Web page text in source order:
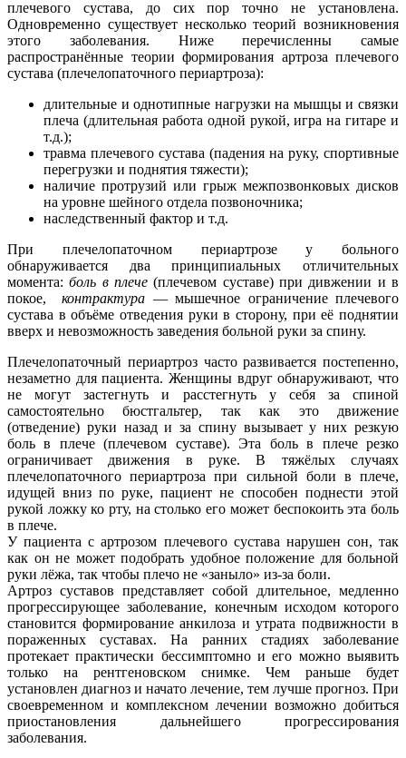
плечевого сустава, до сих пор точно не установлена.
Одновременно существует несколько теорий возникновения
этого заболевания. Ниже перечисленны самые
распространённые теории формирования артроза плечевого
сустава (плечелопаточного периартроза):
длительные и однотипные нагрузки на мышцы и связки
плеча (длительная работа одной рукой, игра на гитаре и
т.д.);
травма плечевого сустава (падения на руку, спортивные
перегрузки и поднятия тяжести);
наличие протрузий или грыж межпозвонковых дисков
на уровне шейного отдела позвоночника;
наследственный фактор и т.д.
При плечелопаточном периартрозе у больного
обнаруживается два принципиальных отличительных
момента:боль в плече(плечевом суставе) при дивжении и в
покое, контрактура — мышечное ограничение плечевого
сустава в объёме отведения руки в сторону, при её поднятии
вверх и невозможность заведения больной руки за спину.
Плечелопаточный периартроз часто развивается постепенно,
незаметно для пациента. Женщины вдруг обнаруживают, что
не могут застегнуть и расстегнуть у себя за спиной
самостоятельно бюстгальтер, так как это движение
(отведение) руки назад и за спину вызывает у них резкую
боль в плече (плечевом суставе). Эта боль в плече резко
ограничивает движения в руке. В тяжёлых случаях
плечелопаточного периартроза при сильной боли в плече,
идущей вниз по руке, пациент не способен поднести этой
рукой ложку ко рту, на столько его может беспокоить эта боль
в плече.
У пациента с артрозом плечевого сустава нарушен сон, так
как он не может подобрать удобное положение для больной
руки лёжа, так чтобы плечо не «заныло» из-за боли.
Артроз суставов представляет собой длительное, медленно
прогрессирующее заболевание, конечным исходом которого
становится формирование анкилоза и утрата подвижности в
пораженных суставах. На ранних стадиях заболевание
протекает практически бессимптомно и его можно выявить
только на рентгеновском снимке. Чем раньше будет
установлен диагноз и начато лечение, тем лучше прогноз. При
своевременном и комплексном лечении возможно добиться
приостановления дальнейшего прогрессирования
заболевания.